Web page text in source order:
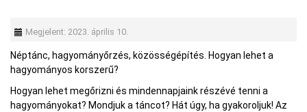
Megjelent: 2023. április 10.
Néptánc, hagyományőrzés, közösségépítés. Hogyan lehet a
hagyományos korszerű?
Hogyan lehet megőrizni és mindennapjaink részévé tenni a
hagyományokat? Mondjuk a táncot? Hát úgy, ha gyakoroljuk! Az